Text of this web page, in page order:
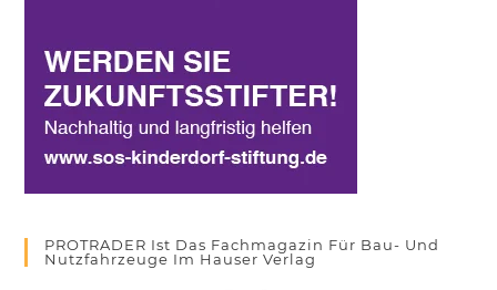
PROTRADER Ist Das Fachmagazin Für Bau- Und
Nutzfahrzeuge Im Hauser Verlag